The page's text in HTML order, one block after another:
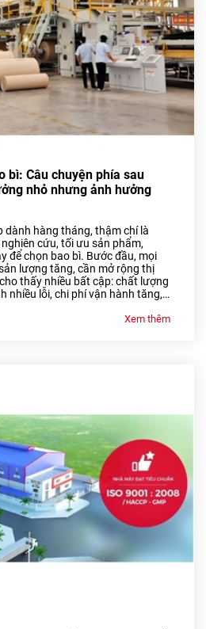
bì: Câu chuyện phía sau
nhỏ nhưng ảnh hưởng
dành hàng tháng, thậm chí là
cứu, tối ưu sản phẩm,
để chọn bao bì. Bước đầu, mọi
lượng tăng, cần mở rộng thị
thấy nhiều bất cập: chất lượng
nhiều lỗi, chi phí vận hành tăng,…
Xem thêm